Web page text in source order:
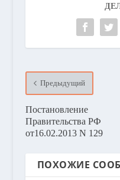
Предыдущий
Постановление
Правительства РФ
от16.02.2013 N 129
ПОХОЖИЕ